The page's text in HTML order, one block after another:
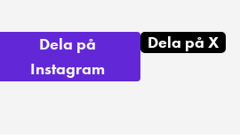
Dela på
Instagram
Dela på X